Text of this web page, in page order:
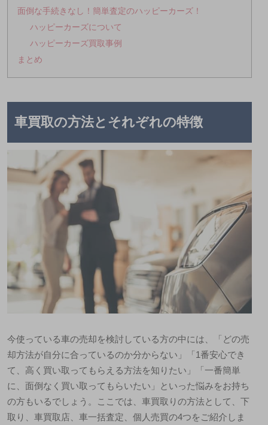
面倒な手続きなし！簡単査定のハッピーカーズ！
ハッピーカーズについて
ハッピーカーズ買取事例
まとめ
車買取の方法とそれぞれの特徴
今使っている車の売却を検討している方の中には、「どの売
却方法が自分に合っているのか分からない」「1番安心でき
て、高く買い取ってもらえる方法を知りたい」「一番簡単
に、面倒なく買い取ってもらいたい」といった悩みをお持ち
の方もいるでしょう。ここでは、車買取りの方法として、下
取り、車買取店、車一括査定、個人売買の4つをご紹介しま